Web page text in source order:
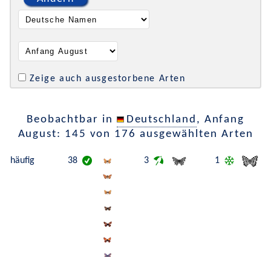
Zeige auch ausgestorbene Arten
Beobachtbar in Deutschland , Anfang
August: 145 von 176 ausgewählten Arten
häufig 38 3 1